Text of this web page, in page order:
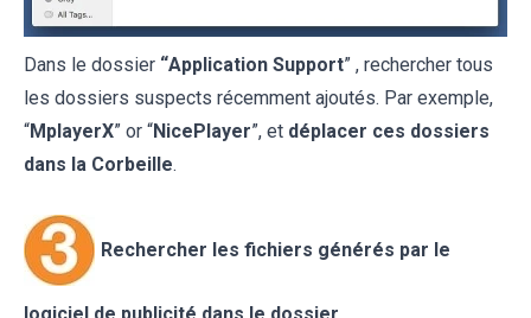
Dans le dossier “Application Support” , rechercher tous
les dossiers suspects récemment ajoutés. Par exemple,
“MplayerX” or “NicePlayer”, et déplacer ces dossiers
dans la Corbeille.
Rechercher les fichiers générés par le